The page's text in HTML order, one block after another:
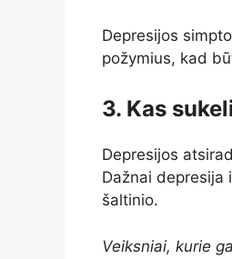
Depresijos
požymius, kad
3. Kas
Depresijos
Dažnai depresija
šaltinio.
Veiksniai, kurie